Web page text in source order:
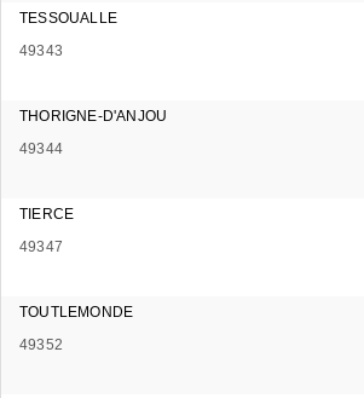
TESSOUALLE
49343
THORIGNE-D'ANJOU
49344
TIERCE
49347
TOUTLEMONDE
49352